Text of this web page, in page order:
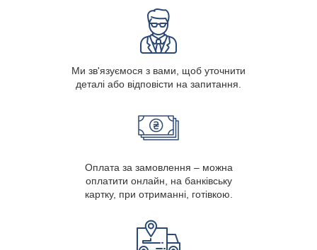
Ми зв'язуємося з вами, щоб уточнити
деталі або відповісти на запитання.
Оплата за замовлення – можна
оплатити онлайн, на банківську
картку, при отриманні, готівкою.